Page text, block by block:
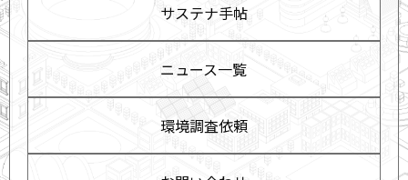
サステナ手帖
ニュース一覧
環境調査依頼